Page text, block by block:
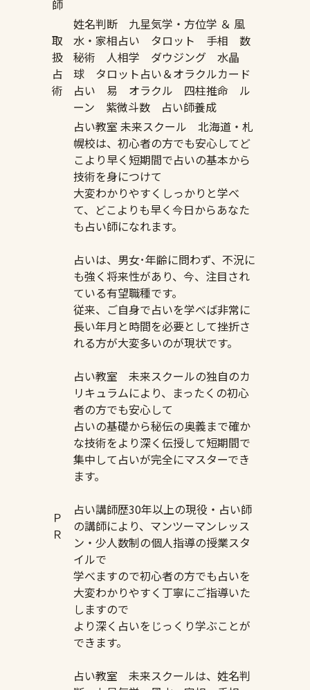
師
取
扱
占
術
姓名判断 九星気学・方位学 ＆ 風
水・家相占い タロット 手相 数
秘術 人相学 ダウジング 水晶
球 タロット占い＆オラクルカード
占い 易 オラクル 四柱推命 ル
ーン 紫微斗数 占い師養成
Ｐ
Ｒ
占い教室 未来スクール 北海道・札
幌校は、初心者の方でも安心してど
こより早く短期間で占いの基本から
技術を身につけて
大変わかりやすくしっかりと学べ
て、どこよりも早く今日からあなた
も占い師になれます。
占いは、男女･年齢に問わず、不況に
も強く将来性があり、今、注目され
ている有望職種です。
従来、ご自身で占いを学べば非常に
長い年月と時間を必要として挫折さ
れる方が大変多いのが現状です。
占い教室 未来スクールの独自のカ
リキュラムにより、まったくの初心
者の方でも安心して
占いの基礎から秘伝の奥義まで確か
な技術をより深く伝授して短期間で
集中して占いが完全にマスターでき
ます。
占い講師歴30年以上の現役・占い師
の講師により、マンツーマンレッス
ン・少人数制の個人指導の授業スタ
イルで
学べますので初心者の方でも占いを
大変わかりやすく丁寧にご指導いた
しますので
より深く占いをじっくり学ぶことが
できます。
占い教室 未来スクールは、姓名判